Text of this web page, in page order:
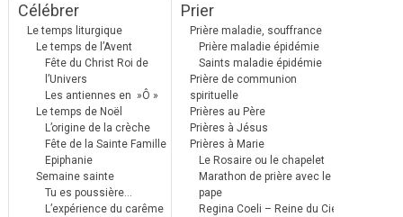
Célébrer
Le temps liturgique
Le temps de l’Avent
Fête du Christ Roi de
l’Univers
Les antiennes en »Ô »
Le temps de Noël
L’origine de la crèche
Fête de la Sainte Famille
Epiphanie
Semaine sainte
Tu es poussière…
L’expérience du carême
Prier
Prière maladie, souffrance
Prière maladie épidémie
Saints maladie épidémie
Prière de communion
spirituelle
Prières au Père
Prières à Jésus
Prières à Marie
Le Rosaire ou le chapelet
Marathon de prière avec le
pape
Regina Coeli – Reine du Ciel